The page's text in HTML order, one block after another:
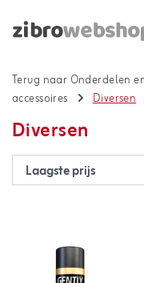
Terug naar Onderdelen
accessoires
Diversen
Diversen